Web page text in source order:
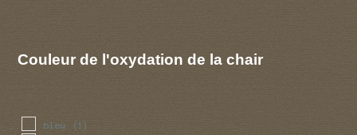
Couleur de l'oxydation de la chair
bleu (1)